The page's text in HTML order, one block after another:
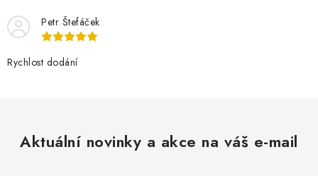
Petr Štefáček
Rychlost dodání
Aktuální novinky a akce na váš e-mail